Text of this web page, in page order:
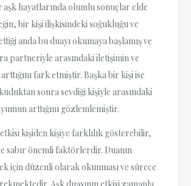
aşk hayatlarında olumlu sonuçlar elde
bir kişi ilişkisindeki soğukluğu ve
anda bu duayı okumaya başlamış ve
partneriyle arasındaki iletişimin ve
fark etmiştir. Başka bir kişi ise
sonra sevdiği kişiyle arasındaki
arttığını gözlemlemiştir.
etkisi kişiden kişiye farklılık gösterebilir,
sabır önemli faktörlerdir. Duanın
için düzenli olarak okunması ve sürece
Aşk duasının etkisi zamanla